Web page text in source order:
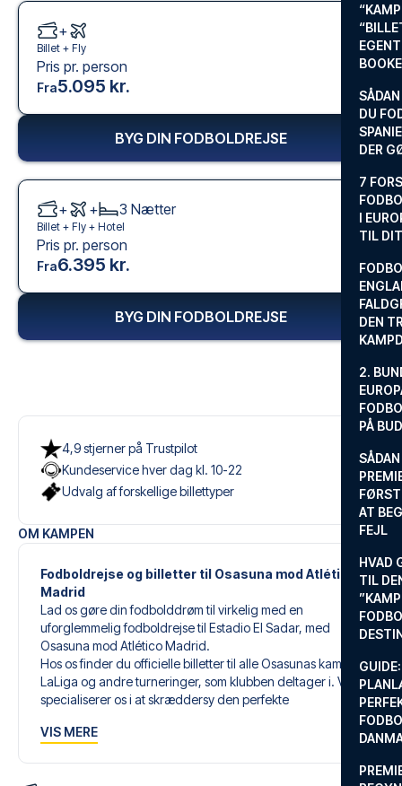
DU
DER
7
I
TIL
DEN
2.
PÅ
AT
FEJL
HVAD
TIL
4,9 stjerner på Trustpilot
Kundeservice hver dag kl. 10-22
Udvalg af forskellige billettyper
OM KAMPEN
Fodboldrejse og billetter til Osasuna mod Atlético
Madrid
Lad os gøre din fodbolddrøm til virkelig med en
uforglemmelig fodboldrejse til Estadio El Sadar, med
Osasuna mod Atlético Madrid.
Hos os finder du officielle billetter til alle Osasunas kampe i
LaLiga og andre turneringer, som klubben deltager i. Vi
specialiserer os i at skræddersy den perfekte
behov.
VIS MERE
+
Billet + Fly
Pris pr. person
Fra5.095 kr.
BYG DIN FODBOLDREJSE
+ + 3 Nætter
Billet + Fly + Hotel
Pris pr. person
Fra6.395 kr.
BYG DIN FODBOLDREJSE